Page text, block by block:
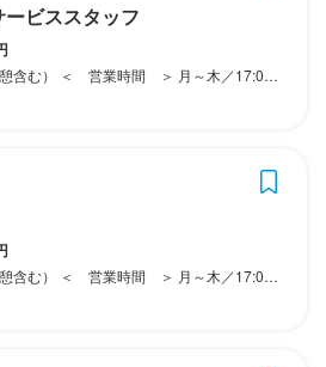
ビススタッフ
時間 ＞ 月～木／17:00～22:00 金・土・祝前日／17:00~23:00
時間 ＞ 月～木／17:00～22:00 金・土・祝前日／17:00~23:00
第4月曜
第4月曜
第4月曜
第4月曜
方は応募時にお伝えください
第4月曜
イム歓迎
は応募時にお伝えください